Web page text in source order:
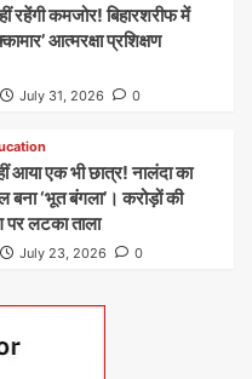
रहेंगी कमजोर! बिहारशरीफ में
आत्मरक्षा प्रशिक्षण
July 31, 2026 0
आया एक भी छात्र! नालंदा का
बना ‘भूत बंगला’। करोड़ों की
पर लटका ताला
July 23, 2026 0